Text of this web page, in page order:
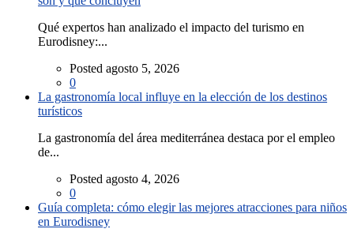
Qué expertos han analizado el impacto del turismo en
Eurodisney:...
Posted agosto 5, 2026
0
La gastronomía local influye en la elección de los destinos
turísticos
La gastronomía del área mediterránea destaca por el empleo
de...
Posted agosto 4, 2026
0
Guía completa: cómo elegir las mejores atracciones para niños
en Eurodisney